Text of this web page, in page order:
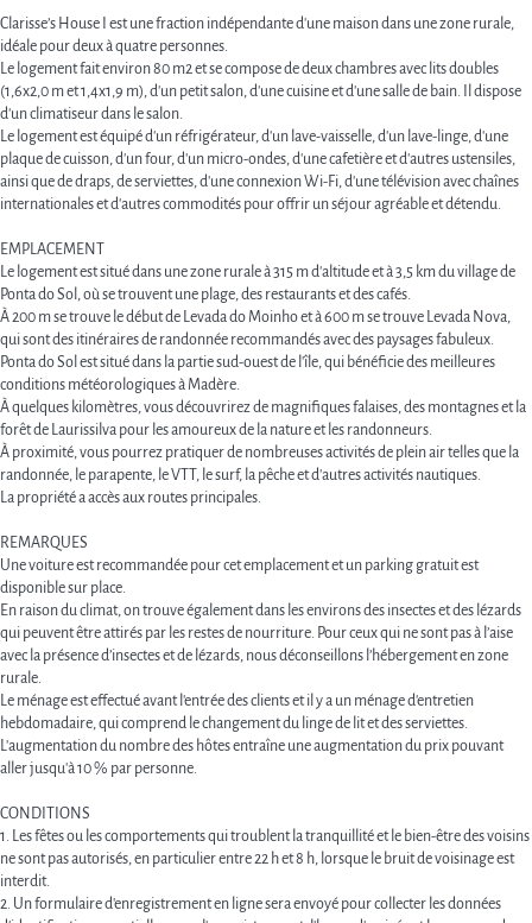
Clarisse’s House I est une fraction indépendante d'une maison dans une zone rurale,
idéale pour deux à quatre personnes.
Le logement fait environ 80 m2 et se compose de deux chambres avec lits doubles
(1,6x2,0 m et 1,4x1,9 m), d'un petit salon, d'une cuisine et d'une salle de bain. Il dispose
d'un climatiseur dans le salon.
Le logement est équipé d'un réfrigérateur, d'un lave-vaisselle, d'un lave-linge, d'une
plaque de cuisson, d'un four, d'un micro-ondes, d'une cafetière et d'autres ustensiles,
ainsi que de draps, de serviettes, d'une connexion Wi-Fi, d'une télévision avec chaînes
internationales et d'autres commodités pour offrir un séjour agréable et détendu.
EMPLACEMENT
Le logement est situé dans une zone rurale à 315 m d'altitude et à 3,5 km du village de
Ponta do Sol, où se trouvent une plage, des restaurants et des cafés.
À 200 m se trouve le début de Levada do Moinho et à 600 m se trouve Levada Nova,
qui sont des itinéraires de randonnée recommandés avec des paysages fabuleux.
Ponta do Sol est situé dans la partie sud-ouest de l'île, qui bénéficie des meilleures
conditions météorologiques à Madère.
À quelques kilomètres, vous découvrirez de magnifiques falaises, des montagnes et la
forêt de Laurissilva pour les amoureux de la nature et les randonneurs.
À proximité, vous pourrez pratiquer de nombreuses activités de plein air telles que la
randonnée, le parapente, le VTT, le surf, la pêche et d'autres activités nautiques.
La propriété a accès aux routes principales.
REMARQUES
Une voiture est recommandée pour cet emplacement et un parking gratuit est
disponible sur place.
En raison du climat, on trouve également dans les environs des insectes et des lézards
qui peuvent être attirés par les restes de nourriture. Pour ceux qui ne sont pas à l’aise
avec la présence d’insectes et de lézards, nous déconseillons l’hébergement en zone
rurale.
Le ménage est effectué avant l'entrée des clients et il y a un ménage d'entretien
hebdomadaire, qui comprend le changement du linge de lit et des serviettes.
L'augmentation du nombre des hôtes entraîne une augmentation du prix pouvant
aller jusqu'à 10 % par personne.
CONDITIONS
1. Les fêtes ou les comportements qui troublent la tranquillité et le bien-être des voisins
ne sont pas autorisés, en particulier entre 22 h et 8 h, lorsque le bruit de voisinage est
interdit.
2. Un formulaire d'enregistrement en ligne sera envoyé pour collecter les données